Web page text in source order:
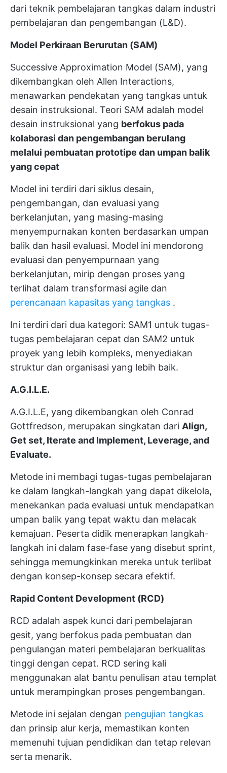
dari teknik pembelajaran tangkas dalam industri
pembelajaran dan pengembangan (L&D).
Model Perkiraan Berurutan (SAM)
Successive Approximation Model (SAM), yang
dikembangkan oleh Allen Interactions,
menawarkan pendekatan yang tangkas untuk
desain instruksional. Teori SAM adalah model
desain instruksional yang berfokus pada
kolaborasi dan pengembangan berulang
melalui pembuatan prototipe dan umpan balik
yang cepat
Model ini terdiri dari siklus desain,
pengembangan, dan evaluasi yang
berkelanjutan, yang masing-masing
menyempurnakan konten berdasarkan umpan
balik dan hasil evaluasi. Model ini mendorong
evaluasi dan penyempurnaan yang
berkelanjutan, mirip dengan proses yang
terlihat dalam transformasi agile dan
perencanaan kapasitas yang tangkas .
Ini terdiri dari dua kategori: SAM1 untuk tugas-
tugas pembelajaran cepat dan SAM2 untuk
proyek yang lebih kompleks, menyediakan
struktur dan organisasi yang lebih baik.
A.G.I.L.E.
A.G.I.L.E, yang dikembangkan oleh Conrad
Gottfredson, merupakan singkatan dari Align,
Get set, Iterate and Implement, Leverage, and
Evaluate.
Metode ini membagi tugas-tugas pembelajaran
ke dalam langkah-langkah yang dapat dikelola,
menekankan pada evaluasi untuk mendapatkan
umpan balik yang tepat waktu dan melacak
kemajuan. Peserta didik menerapkan langkah-
langkah ini dalam fase-fase yang disebut sprint,
sehingga memungkinkan mereka untuk terlibat
dengan konsep-konsep secara efektif.
Rapid Content Development (RCD)
RCD adalah aspek kunci dari pembelajaran
gesit, yang berfokus pada pembuatan dan
pengulangan materi pembelajaran berkualitas
tinggi dengan cepat. RCD sering kali
menggunakan alat bantu penulisan atau templat
untuk merampingkan proses pengembangan.
Metode ini sejalan dengan pengujian tangkas
dan prinsip alur kerja, memastikan konten
memenuhi tujuan pendidikan dan tetap relevan
serta menarik.